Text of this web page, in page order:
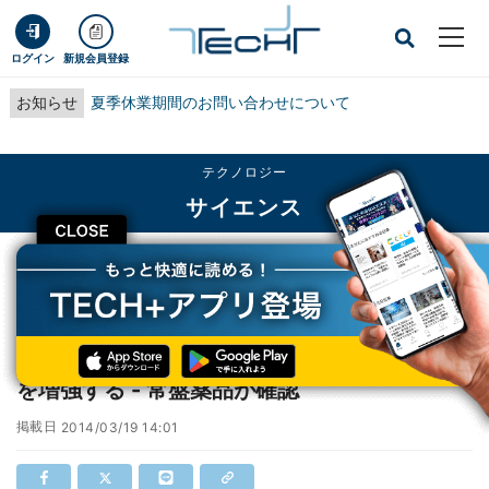
ログイン 新規会員登録
お知らせ 夏季休業期間のお問い合わせについて
CLOSE
テクノロジー
サイエンス
TECH+ テクノロジー
サイエンス
「アルギニン」が「カフェイン」の覚醒効果を増強する - 常盤薬品が確認
「アルギニン」が「カフェイン」の覚醒効果
を増強する - 常盤薬品が確認
掲載日 2014/03/19 14:01